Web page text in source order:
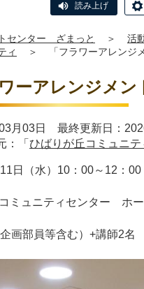
読み上げ
センター ざまっと ＞ 活
ィ
＞ 「フラワーアレンジ
ーアレンジメン
月03日 最終更新日：
：「 ひばりが丘コミュニ
日（水）10：00～12：00
ミュニティセンター ホ
画部員等含む）+講師2名